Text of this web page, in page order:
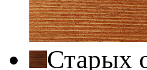
Старых